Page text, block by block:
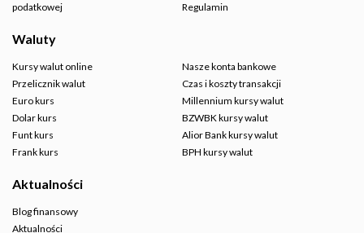
podatkowej
Regulamin
Waluty
Kursy walut online
Przelicznik walut
Euro kurs
Dolar kurs
Funt kurs
Frank kurs
Nasze konta bankowe
Czas i koszty transakcji
Millennium kursy walut
BZWBK kursy walut
Alior Bank kursy walut
BPH kursy walut
Aktualności
Blog finansowy
Aktualności